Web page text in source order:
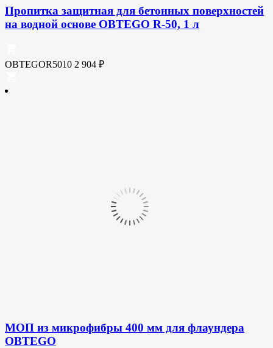
Пропитка защитная для бетонных поверхностей
на водной основе OBTEGO R-50, 1 л
OBTEGOR5010 2 904 ₽
МОП из микрофибры 400 мм для флаундера
OBTEGO